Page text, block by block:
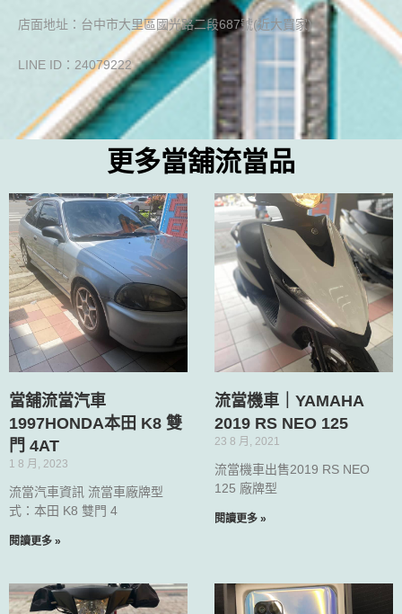
店面地址：台中市大里區國光路二段687號(近大買家)
LINE ID：24079222
更多當舖流當品
當舖流當汽車
1997HONDA本田 K8 雙
門 4AT
1 8 月, 2023
流當汽車資訊 流當車廠牌型
式：本田 K8 雙門 4
閱讀更多 »
流當機車｜YAMAHA
2019 RS NEO 125
23 8 月, 2021
流當機車出售2019 RS NEO
125 廠牌型
閱讀更多 »